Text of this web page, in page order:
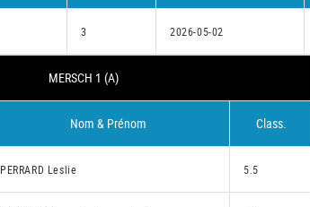
3 2026-05-02
MERSCH 1 (A)
Nom & Prénom Class.
PERRARD Leslie 5.5